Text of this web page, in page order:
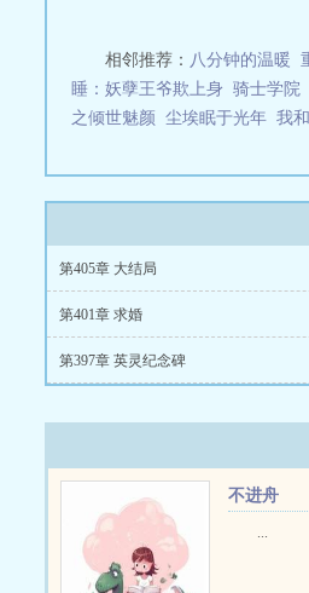
相邻推荐： 八分钟的温暖
睡：妖孽王爷欺上身 骑士学院
之倾世魅颜 尘埃眠于光年 我
第405章 大结局
第401章 求婚
第397章 英灵纪念碑
不进舟
...